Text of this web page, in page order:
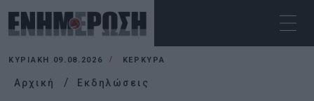
ΚΥΡΙΑΚΉ 09.08.2026 ΚΕΡΚΥΡΑ
Αρχική Εκδηλώσεις